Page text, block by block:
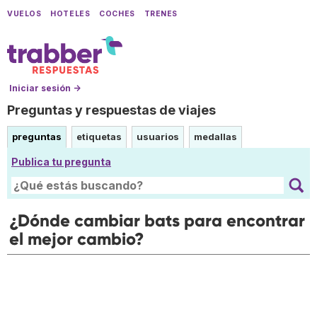
VUELOS HOTELES COCHES TRENES
Iniciar sesión →
Preguntas y respuestas de viajes
preguntas etiquetas usuarios medallas
Publica tu pregunta
¿Dónde cambiar bats para encontrar
el mejor cambio?